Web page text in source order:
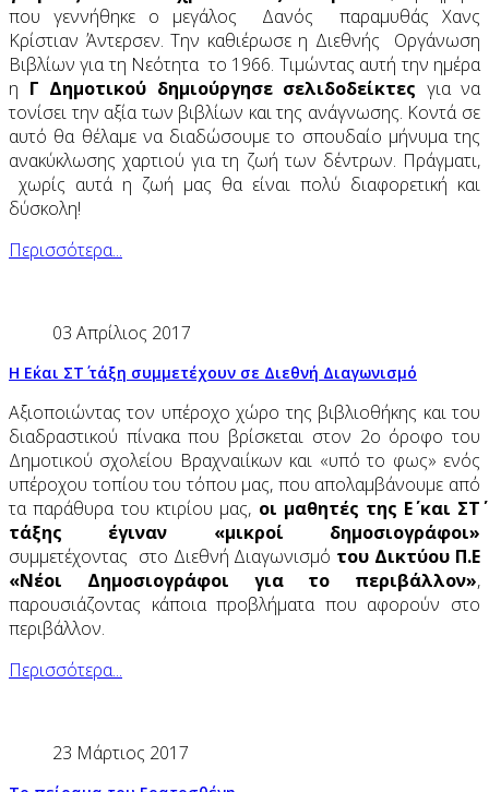
που γεννήθηκε ο μεγάλος Δανός παραμυθάς Χανς
Κρίστιαν Άντερσεν. Την καθιέρωσε η Διεθνής Οργάνωση
Βιβλίων για τη Νεότητα το 1966. Τιμώντας αυτή την ημέρα
η Γ Δημοτικού δημιούργησε σελιδοδείκτες για να
τονίσει την αξία των βιβλίων και της ανάγνωσης. Κοντά σε
αυτό θα θέλαμε να διαδώσουμε το σπουδαίο μήνυμα της
ανακύκλωσης χαρτιού για τη ζωή των δέντρων. Πράγματι,
χωρίς αυτά η ζωή μας θα είναι πολύ διαφορετική και
δύσκολη!
Περισσότερα...
03 Απρίλιος 2017
Η Ε΄και ΣΤ΄ τάξη συμμετέχουν σε Διεθνή Διαγωνισμό
Αξιοποιώντας τον υπέροχο χώρο της βιβλιοθήκης και του
διαδραστικού πίνακα που βρίσκεται στον 2ο όροφο του
Δημοτικού σχολείου Βραχναιίκων και «υπό το φως» ενός
υπέροχου τοπίου του τόπου μας, που απολαμβάνουμε από
τα παράθυρα του κτιρίου μας, οι μαθητές της Ε΄ και ΣΤ΄
τάξης έγιναν «μικροί δημοσιογράφοι»
συμμετέχοντας στο Διεθνή Διαγωνισμό του Δικτύου Π.Ε
«Νέοι Δημοσιογράφοι για το περιβάλλον»,
παρουσιάζοντας κάποια προβλήματα που αφορούν στο
περιβάλλον.
Περισσότερα...
23 Μάρτιος 2017